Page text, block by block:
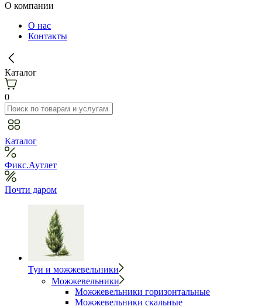
О компании
О нас
Контакты
Каталог
0
Каталог
Фикс.Аутлет
Почти даром
Туи и можжевельники
Можжевельники
Можжевельники горизонтальные
Можжевельники скальные